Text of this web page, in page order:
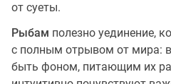
от суеты.
Рыбам полезно уединение,
с полным отрывом от мира:
быть фоном, питающим их